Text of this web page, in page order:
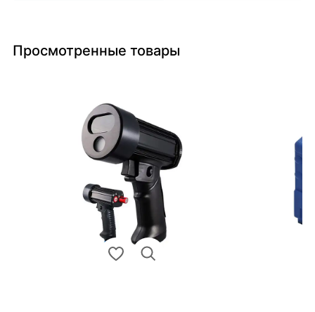
Просмотренные товары